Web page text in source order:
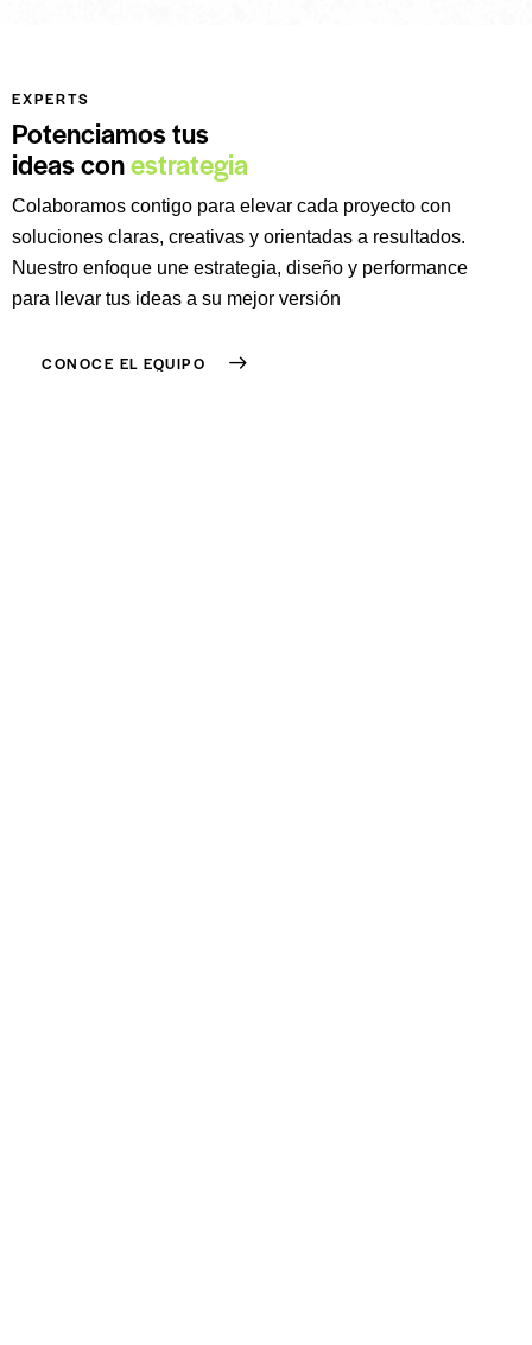
EXPERTS
Potenciamos tus
ideas conestrategia
Colaboramos contigo para elevar cada proyecto con
soluciones claras, creativas y orientadas a resultados.
Nuestro enfoque une estrategia, diseño y performance
para llevar tus ideas a su mejor versión
CONOCE EL EQUIPO